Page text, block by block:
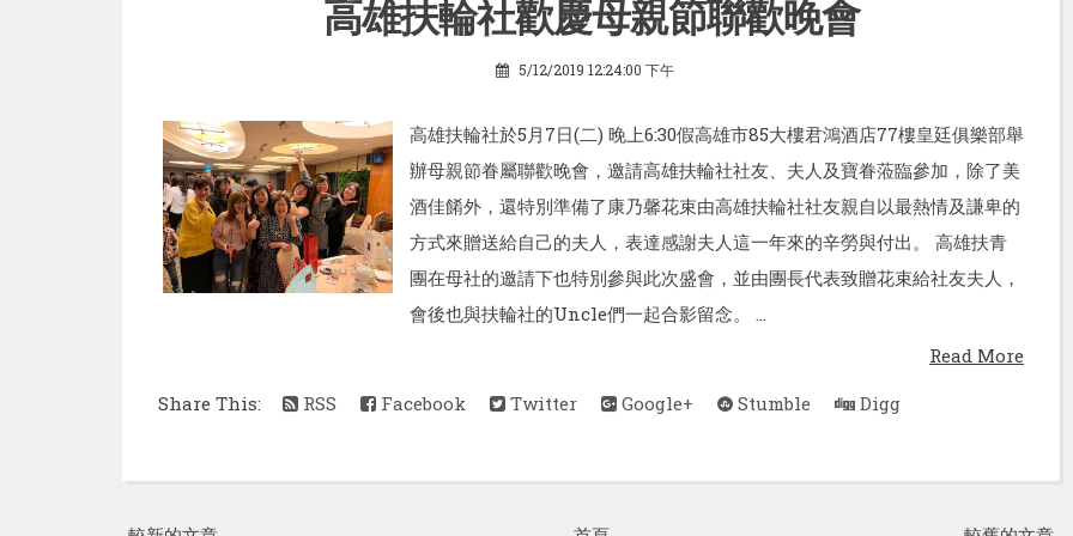
高雄扶輪社歡慶母親節聯歡晚會
5/12/2019 12:24:00 下午
高雄扶輪社於5月7日(二) 晚上6:30假高雄市85大樓君鴻酒店77樓皇廷俱樂部舉
辦母親節眷屬聯歡晚會，邀請高雄扶輪社社友、夫人及寶眷蒞臨參加，除了美
酒佳餚外，還特別準備了康乃馨花束由高雄扶輪社社友親自以最熱情及謙卑的
方式來贈送給自己的夫人，表達感謝夫人這一年來的辛勞與付出。 高雄扶青
團在母社的邀請下也特別參與此次盛會，並由團長代表致贈花束給社友夫人，
會後也與扶輪社的Uncle們一起合影留念。 ...
Read More
Share This:
RSS Facebook Twitter Google+ Stumble Digg